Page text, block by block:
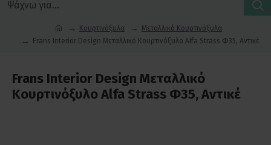
Κουρτινόξυλα
Μεταλλικά Κουρτινόξυλα
Frans Interior Design Μεταλλικό Κουρτινόξυλο Alfa Strass Φ35, Αντικέ
Frans Interior Design Μεταλλικό
Κουρτινόξυλο Alfa Strass Φ35, Αντικέ